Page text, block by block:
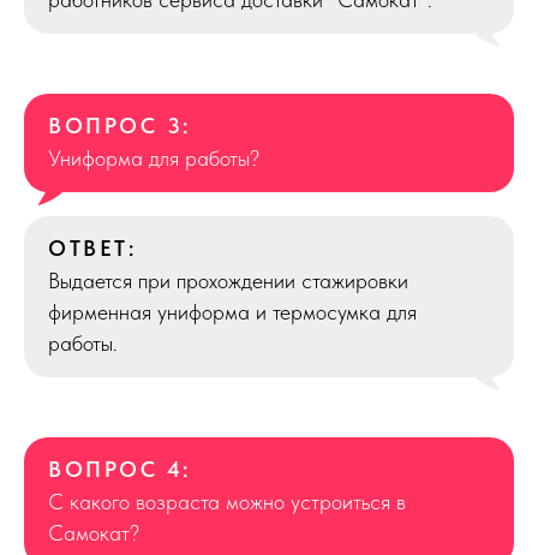
ВОПРОС 3:
Униформа для работы?
ОТВЕТ:
Выдается при прохождении стажировки
фирменная униформа и термосумка для
работы.
ВОПРОС 4:
С какого возраста можно устроиться в
Самокат?